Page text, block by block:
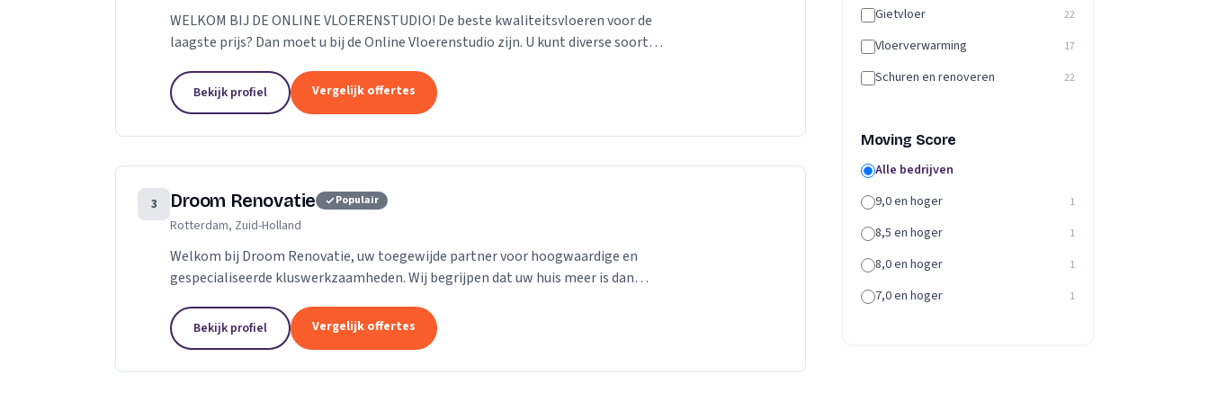
WELKOM BIJ DE ONLINE VLOERENSTUDIO! De beste kwaliteitsvloeren voor de
laagste prijs? Dan moet u bij de Online Vloerenstudio zijn. U kunt diverse soorten
Bekijk profiel Vergelijk offertes
3 Droom Renovatie Populair
Rotterdam, Zuid-Holland
Welkom bij Droom Renovatie, uw toegewijde partner voor hoogwaardige en
gespecialiseerde kluswerkzaamheden. Wij begrijpen dat uw huis meer is dan
Bekijk profiel Vergelijk offertes
Gietvloer 22
Vloerverwarming 17
Schuren en renoveren 22
Moving Score
Alle bedrijven
9,0 en hoger
1
8,5 en hoger 1
8,0 en hoger 1
7,0 en hoger 1